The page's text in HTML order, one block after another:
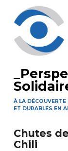
au
contenu
principal
À LA
ET DURABLES EN
Chutes
Chili